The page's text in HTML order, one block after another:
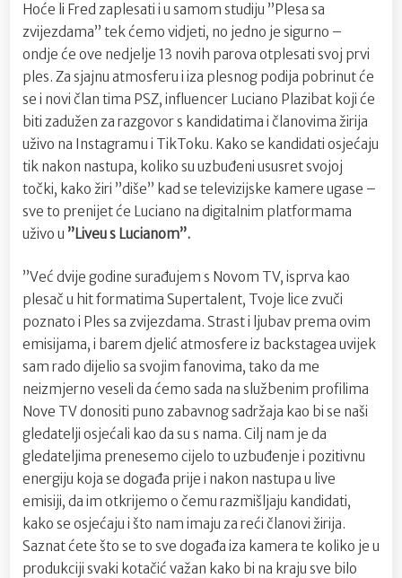
Hoće li Fred zaplesati i u samom studiju ”Plesa sa
zvijezdama” tek ćemo vidjeti, no jedno je sigurno –
ondje će ove nedjelje 13 novih parova otplesati svoj prvi
ples. Za sjajnu atmosferu i iza plesnog podija pobrinut će
se i novi član tima PSZ, influencer Luciano Plazibat koji će
biti zadužen za razgovor s kandidatima i članovima žirija
uživo na Instagramu i TikToku. Kako se kandidati osjećaju
tik nakon nastupa, koliko su uzbuđeni ususret svojoj
točki, kako žiri ”diše” kad se televizijske kamere ugase –
sve to prenijet će Luciano na digitalnim platformama
uživo u ”Liveu s Lucianom”.
”Već dvije godine surađujem s Novom TV, isprva kao
plesač u hit formatima Supertalent, Tvoje lice zvuči
poznato i Ples sa zvijezdama. Strast i ljubav prema ovim
emisijama, i barem djelić atmosfere iz backstagea uvijek
sam rado dijelio sa svojim fanovima, tako da me
neizmjerno veseli da ćemo sada na službenim profilima
Nove TV donositi puno zabavnog sadržaja kao bi se naši
gledatelji osjećali kao da su s nama. Cilj nam je da
gledateljima prenesemo cijelo to uzbuđenje i pozitivnu
energiju koja se događa prije i nakon nastupa u live
emisiji, da im otkrijemo o čemu razmišljaju kandidati,
kako se osjećaju i što nam imaju za reći članovi žirija.
Saznat ćete što se to sve događa iza kamera te koliko je u
produkciji svaki kotačić važan kako bi na kraju sve bilo